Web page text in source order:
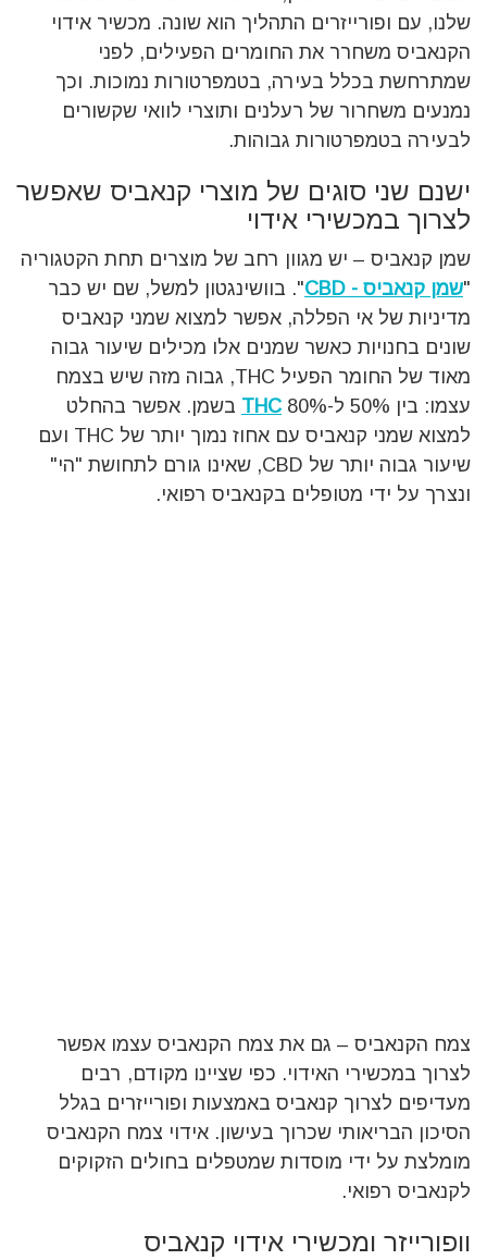
שלנו, עם ופורייזרים התהליך הוא שונה. מכשיר אידוי
הקנאביס משחרר את החומרים הפעילים, לפני
שמתרחשת בכלל בעירה, בטמפרטורות נמוכות. וכך
נמנעים משחרור של רעלנים ותוצרי לוואי שקשורים
לבעירה בטמפרטורות גבוהות.
ישנם שני סוגים של מוצרי קנאביס שאפשר
לצרוך במכשירי אידוי
שמן קנאביס – יש מגוון רחב של מוצרים תחת הקטגוריה
"שמן קנאביס - CBD
". בוושינגטון למשל, שם יש כבר
מדיניות של אי הפללה, אפשר למצוא שמני קנאביס
שונים בחנויות כאשר שמנים אלו מכילים שיעור גבוה
מאוד של החומר הפעיל THC, גבוה מזה שיש בצמח
עצמו: בין 50% ל-80%
THC בשמן. אפשר בהחלט
למצוא שמני קנאביס עם אחוז נמוך יותר של THC ועם
שיעור גבוה יותר של CBD, שאינו גורם לתחושת "הי"
ונצרך על ידי מטופלים בקנאביס רפואי.
צמח הקנאביס – גם את צמח הקנאביס עצמו אפשר
לצרוך במכשירי האידוי. כפי שציינו מקודם, רבים
מעדיפים לצרוך קנאביס באמצעות ופורייזרים בגלל
הסיכון הבריאותי שכרוך בעישון. אידוי צמח הקנאביס
מומלצת על ידי מוסדות שמטפלים בחולים הזקוקים
לקנאביס רפואי.
וופורייזר ומכשירי אידוי קנאביס